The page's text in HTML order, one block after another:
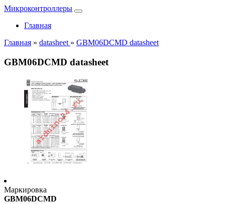
Микроконтроллеры
Главная
Главная » datasheet » GBM06DCMD datasheet
GBM06DCMD datasheet
Маркировка
GBM06DCMD